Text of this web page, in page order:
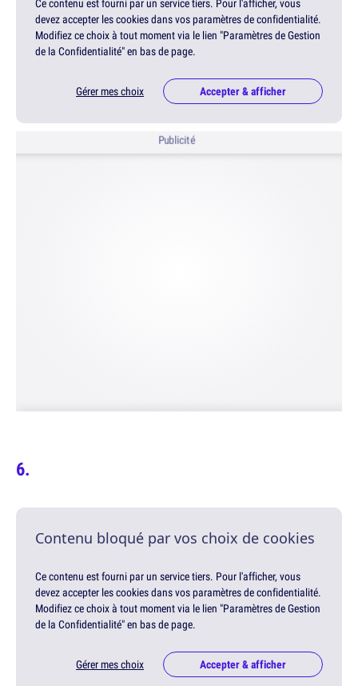
Ce contenu est fourni par un service tiers. Pour l'afficher, vous
devez accepter les cookies dans vos paramètres de confidentialité.
Modifiez ce choix à tout moment via le lien "Paramètres de Gestion
de la Confidentialité" en bas de page.
Gérer mes choix Accepter & afficher
Publicité
Contenu bloqué par vos choix de cookies
Ce contenu est fourni par un service tiers. Pour l'afficher, vous
devez accepter les cookies dans vos paramètres de confidentialité.
Modifiez ce choix à tout moment via le lien "Paramètres de Gestion
de la Confidentialité" en bas de page.
Gérer mes choix Accepter & afficher